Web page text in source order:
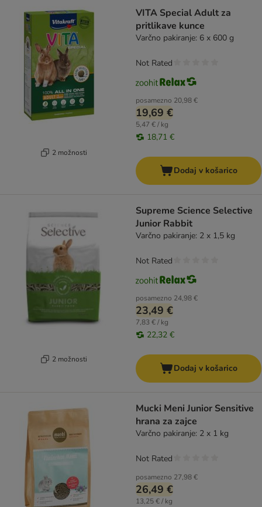
2 možnosti
VITA Special Adult za
pritlikave kunce
Varčno pakiranje: 6 x 600 g
posamezno 20,98 €
19,69 €
5,47 € / kg
18,71 €
Not Rated
Dodaj v košarico
2 možnosti
Supreme Science Selective
Junior Rabbit
Varčno pakiranje: 2 x 1,5 kg
posamezno 24,98 €
23,49 €
7,83 € / kg
22,32 €
Not Rated
Dodaj v košarico
Mucki Meni Junior Sensitive
hrana za zajce
Varčno pakiranje: 2 x 1 kg
posamezno 27,98 €
26,49 €
13,25 € / kg
Not Rated